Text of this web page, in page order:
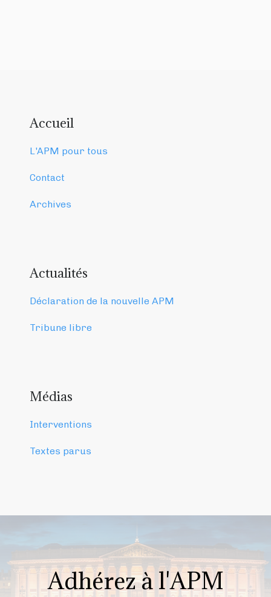
Accueil
L'APM pour tous
Contact
Archives
Actualités
Déclaration de la nouvelle APM
Tribune libre
Médias
Interventions
Textes parus
Adhérez à l'APM